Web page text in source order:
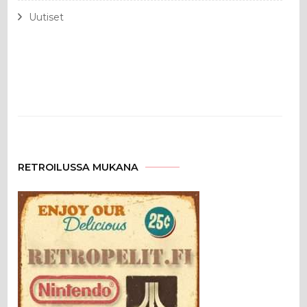
Uutiset
RETROILUSSA MUKANA